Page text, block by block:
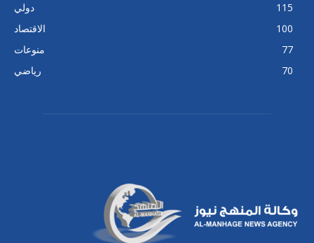
دولي
115
الاقتصاد
100
منوعات
77
رياضي
70